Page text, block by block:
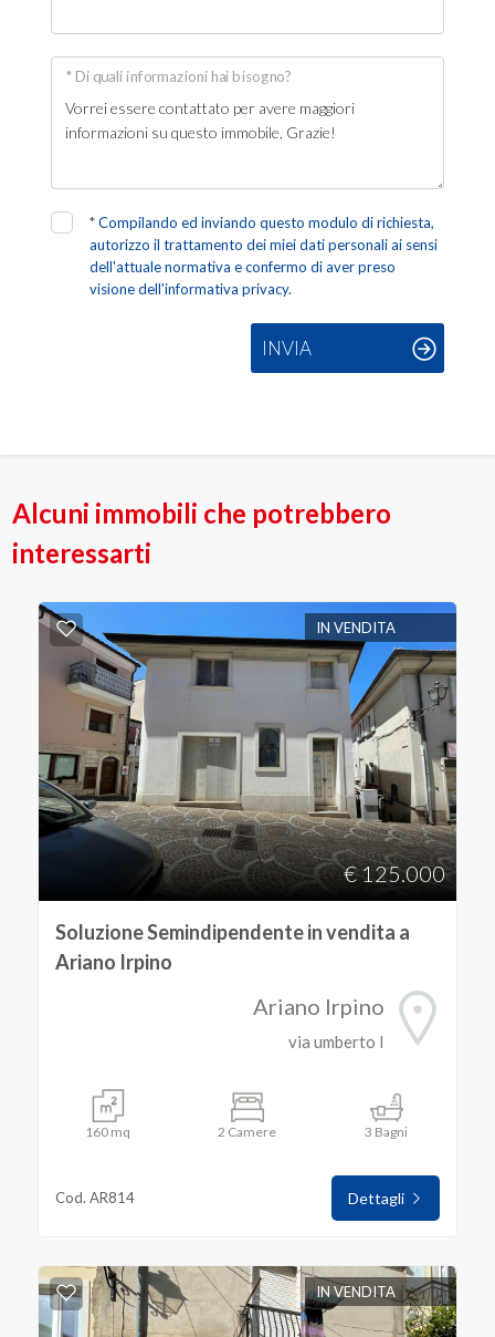
* Di quali informazioni hai bisogno?
*Compilando ed inviando questo modulo di richiesta,
autorizzo il trattamento dei miei dati personali ai sensi
dell'attuale normativa e confermo di aver preso
visione dell'informativa privacy.
INVIA
Alcuni immobili che potrebbero
interessarti
IN VENDITA
€ 125.000
Soluzione Semindipendente in vendita a
Ariano Irpino
Ariano Irpino
via umberto I
160 mq 2 Camere 3 Bagni
Cod. AR814 Dettagli
IN VENDITA